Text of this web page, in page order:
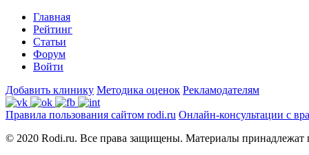
Главная
Рейтинг
Статьи
Форум
Войти
Добавить клинику Методика оценок Рекламодателям
Правила пользования сайтом rodi.ru Онлайн-консультации с
© 2020 Rodi.ru. Все права защищены. Материалы принадлежат